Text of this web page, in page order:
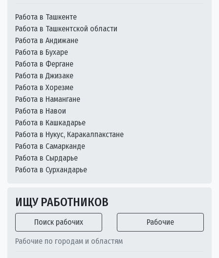
Работа в Ташкенте
Работа в Ташкентской области
Работа в Андижане
Работа в Бухаре
Работа в Фергане
Работа в Джизаке
Работа в Хорезме
Работа в Намангане
Работа в Навои
Работа в Кашкадарье
Работа в Нукус, Каракалпакстане
Работа в Самарканде
Работа в Сырдарье
Работа в Сурхандарье
ИЩУ РАБОТНИКОВ
Поиск рабочих Рабочие
Рабочие по городам и областям